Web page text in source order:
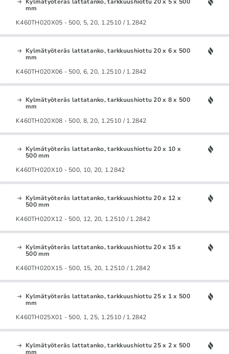
mm
K460TH020X05 - 500, 5, 20, 1.2510 / 1.2842
Kylmätyöteräs lattatanko, tarkkuushiottu 20 x 6 x 500
mm
K460TH020X06 - 500, 6, 20, 1.2510 / 1.2842
Kylmätyöteräs lattatanko, tarkkuushiottu 20 x 8 x 500
mm
K460TH020X08 - 500, 8, 20, 1.2510 / 1.2842
Kylmätyöteräs lattatanko, tarkkuushiottu 20 x 10 x
500 mm
K460TH020X10 - 500, 10, 20, 1.2842
Kylmätyöteräs lattatanko, tarkkuushiottu 20 x 12 x
500 mm
K460TH020X12 - 500, 12, 20, 1.2510 / 1.2842
Kylmätyöteräs lattatanko, tarkkuushiottu 20 x 15 x
500 mm
K460TH020X15 - 500, 15, 20, 1.2510 / 1.2842
Kylmätyöteräs lattatanko, tarkkuushiottu 25 x 1 x 500
mm
K460TH025X01 - 500, 1, 25, 1.2510 / 1.2842
Kylmätyöteräs lattatanko, tarkkuushiottu 25 x 2 x 500
mm